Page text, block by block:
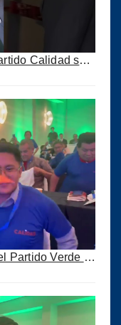
La Secretaría Electa de Nuevo Partido Calidad sale huyendo de la Prensa